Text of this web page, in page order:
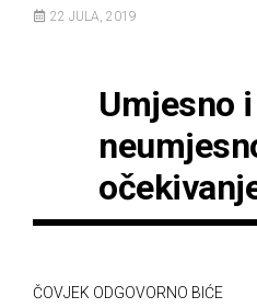
22 JULA, 2019
Umjesno i
ČOVJEK ODGOVORNO BIĆE